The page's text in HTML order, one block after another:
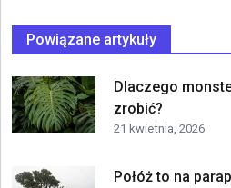
Powiązane artykuły
Dlaczego
zrobić?
21 kwietnia, 2026
Połóż to na